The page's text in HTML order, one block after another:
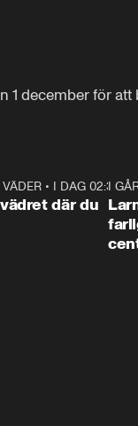
1 december för att
1:06
• I DAG 02:30
där du
I